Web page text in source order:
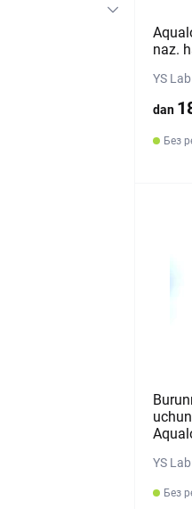
naz.
YS
dan
Без
YS
Без